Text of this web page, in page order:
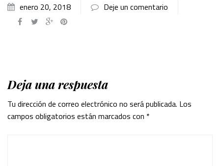
enero 20, 2018 Deje un comentario
Deja una respuesta
Tu dirección de correo electrónico no será publicada. Los
campos obligatorios están marcados con *